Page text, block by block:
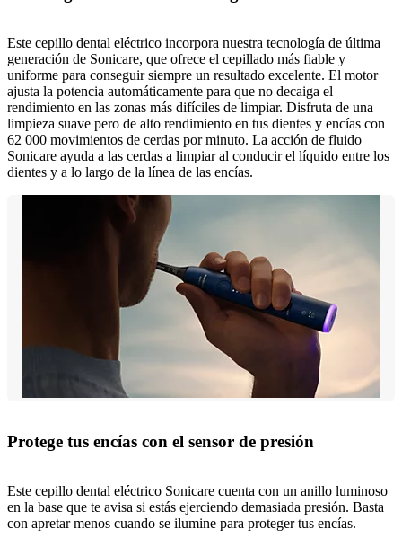
Este cepillo dental eléctrico incorpora nuestra tecnología de última
generación de Sonicare, que ofrece el cepillado más fiable y
uniforme para conseguir siempre un resultado excelente. El motor
ajusta la potencia automáticamente para que no decaiga el
rendimiento en las zonas más difíciles de limpiar. Disfruta de una
limpieza suave pero de alto rendimiento en tus dientes y encías con
62 000 movimientos de cerdas por minuto. La acción de fluido
Sonicare ayuda a las cerdas a limpiar al conducir el líquido entre los
dientes y a lo largo de la línea de las encías.
Protege tus encías con el sensor de presión
Este cepillo dental eléctrico Sonicare cuenta con un anillo luminoso
en la base que te avisa si estás ejerciendo demasiada presión. Basta
con apretar menos cuando se ilumine para proteger tus encías.